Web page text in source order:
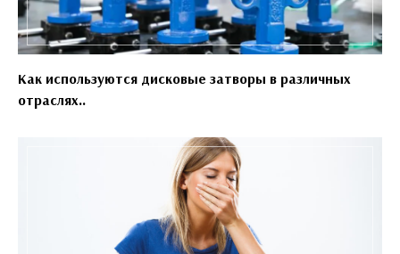
Как используются дисковые затворы в различных
отраслях..